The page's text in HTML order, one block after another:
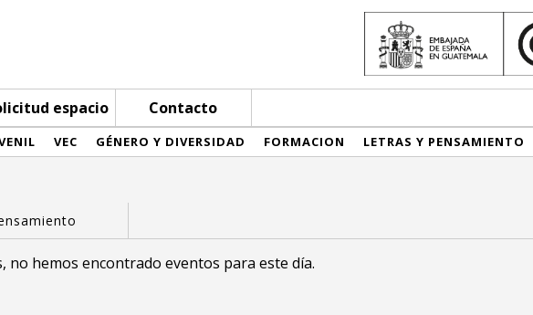
espacio Contacto
VEC GÉNERO Y DIVERSIDAD FORMACION LETRAS Y PENSAMIENTO
no hemos encontrado eventos para este día.